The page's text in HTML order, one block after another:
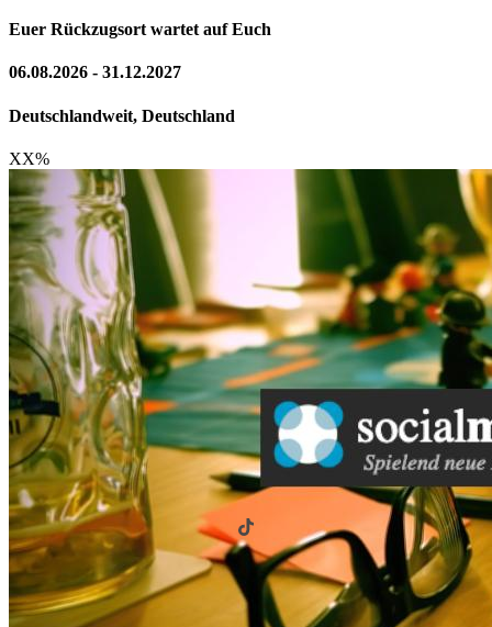
Euer Rückzugsort wartet auf Euch
06.08.2026 - 31.12.2027
Deutschlandweit, Deutschland
XX%